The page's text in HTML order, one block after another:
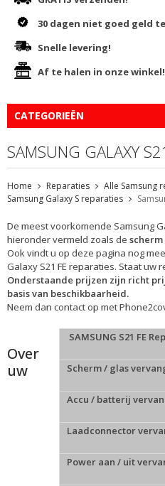
30 dagen niet goed geld
Snelle levering!
Af te halen in onze winkel!
CATEGORIEËN
SAMSUNG GALAXY
Home Reparaties
Alle Samsung
Samsung Galaxy S reparaties
De meest voorkomende Samsung
hieronder vermeld zoals de
Ook vindt u op deze pagina nog
Galaxy S21 FE reparaties. Staat uw
Onderstaande prijzen zijn richt
basis van beschikbaarheid.
Neem dan contact op met
SAMSUNG S21 FE
Scherm / glas
Accu / batterij
Laadconnector
Power aan / uit
Over
uw